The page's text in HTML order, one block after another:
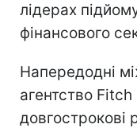
лідерах
фінансового
Напередодні
агентство
довгострокові